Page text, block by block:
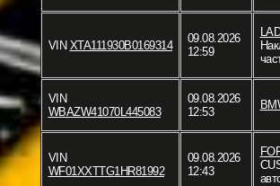
VIN XTA111930B0169314
09.08.2026
12:59
VIN
WBAZW41070L445083
09.08.2026
12:53
VIN
WF01XXTTG1HR81992
09.08.2026
12:43